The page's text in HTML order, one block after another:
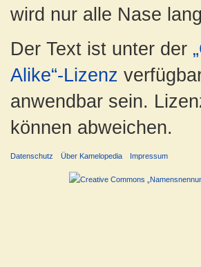
wird nur alle Nase
Der Text ist unter der
Alike“-Lizenz
anwendbar sein.
können abweichen.
Datenschutz Über Kamelopedia Impressum